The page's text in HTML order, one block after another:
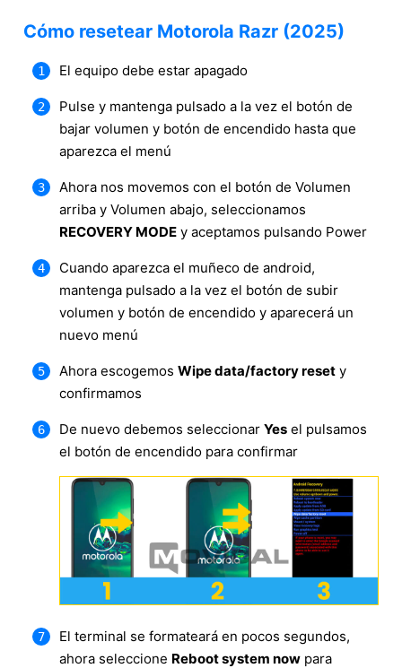
Cómo resetear Motorola Razr (2025)
El equipo debe estar apagado
Pulse y mantenga pulsado a la vez el botón de
bajar volumen y botón de encendido hasta que
aparezca el menú
Ahora nos movemos con el botón de Volumen
arriba y Volumen abajo, seleccionamos
RECOVERY MODE y aceptamos pulsando Power
Cuando aparezca el muñeco de android,
mantenga pulsado a la vez el botón de subir
volumen y botón de encendido y aparecerá un
nuevo menú
Ahora escogemos Wipe data/factory reset y
confirmamos
De nuevo debemos seleccionar Yes el pulsamos
el botón de encendido para confirmar
El terminal se formateará en pocos segundos,
ahora seleccione Reboot system now para